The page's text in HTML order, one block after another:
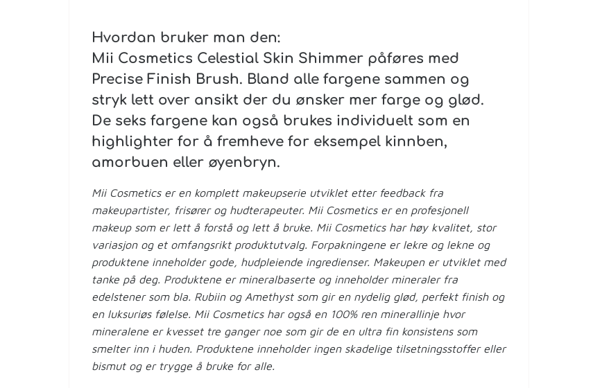
Hvordan bruker man den:
Mii Cosmetics Celestial Skin Shimmer påføres med
Precise Finish Brush. Bland alle fargene sammen og
stryk lett over ansikt der du ønsker mer farge og glød.
De seks fargene kan også brukes individuelt som en
highlighter for å fremheve for eksempel kinnben,
amorbuen eller øyenbryn.
Mii Cosmetics er en komplett makeupserie utviklet etter feedback fra
makeupartister, frisører og hudterapeuter. Mii Cosmetics er en profesjonell
makeup som er lett å forstå og lett å bruke. Mii Cosmetics har høy kvalitet, stor
variasjon og et omfangsrikt produktutvalg. Forpakningene er lekre og lekne og
produktene inneholder gode, hudpleiende ingredienser. Makeupen er utviklet med
tanke på deg. Produktene er mineralbaserte og inneholder mineraler fra
edelstener som bla. Rubiin og Amethyst som gir en nydelig glød, perfekt finish og
en luksuriøs følelse. Mii Cosmetics har også en 100% ren minerallinje hvor
mineralene er kvesset tre ganger noe som gir de en ultra fin konsistens som
smelter inn i huden. Produktene inneholder ingen skadelige tilsetningsstoffer eller
bismut og er trygge å bruke for alle.